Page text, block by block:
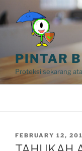
to
content
PINTAR
Proteksi sekarang
POSTED
ON
FEBRUARY 12,